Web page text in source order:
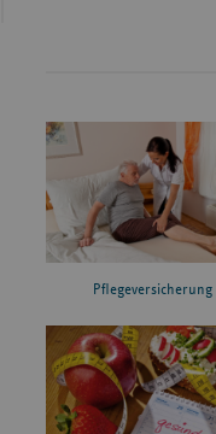
Pflegeversicherung